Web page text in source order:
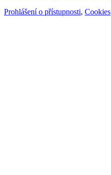
Prohlášení o přístupnosti, Cookies